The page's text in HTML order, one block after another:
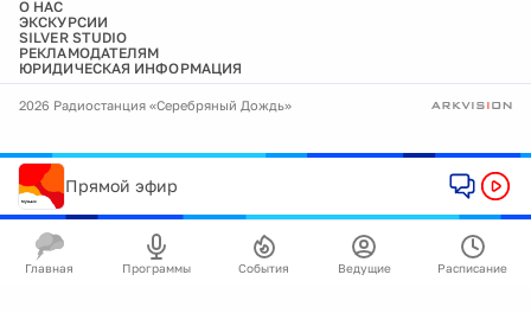
О НАС
ЭКСКУРСИИ
SILVER STUDIO
РЕКЛАМОДАТЕЛЯМ
ЮРИДИЧЕСКАЯ ИНФОРМАЦИЯ
2026 Радиостанция «Серебряный Дождь»
Прямой эфир
Главная Программы События Ведущие Расписание